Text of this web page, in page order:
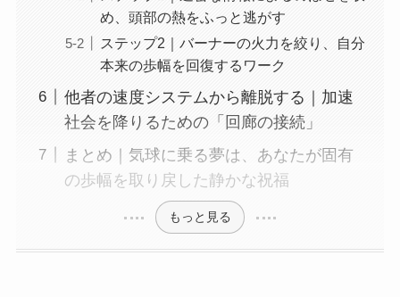
め、頭部の熱をふっと逃がす
ステップ2｜バーナーの火力を絞り、自分
本来の歩幅を回復するワーク
他者の速度システムから離脱する｜加速
社会を降りるための「回廊の接続」
まとめ｜気球に乗る夢は、あなたが固有
の歩幅を取り戻した静かな祝福
もっと見る